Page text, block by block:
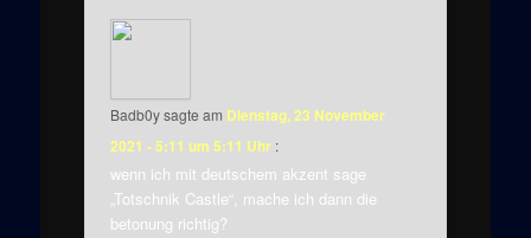
Badb0ysagte am Dienstag, 23 November
2021 - 5:11 um 5:11 Uhr :
wenn ich mit deutschem akzent sage
„Totschnik Castle“, mache ich dann die
betonung richtig?